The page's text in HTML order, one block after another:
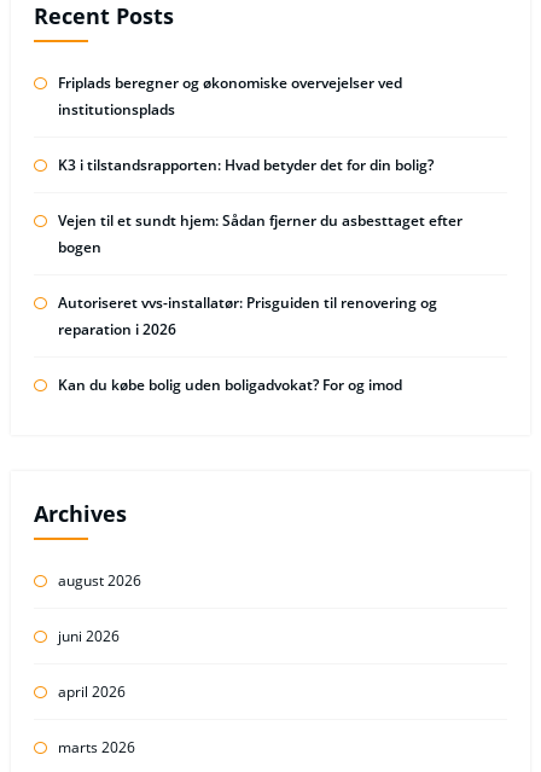
Recent Posts
Friplads beregner og økonomiske overvejelser ved
institutionsplads
K3 i tilstandsrapporten: Hvad betyder det for din bolig?
Vejen til et sundt hjem: Sådan fjerner du asbesttaget efter
bogen
Autoriseret vvs-installatør: Prisguiden til renovering og
reparation i 2026
Kan du købe bolig uden boligadvokat? For og imod
Archives
august 2026
juni 2026
april 2026
marts 2026